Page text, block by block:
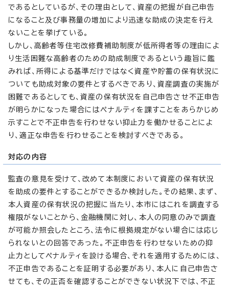
であるとしているが、その理由として、資産の把握が自己申告
になること及び事務量の増加により迅速な助成の決定を行え
ないことを挙げている。
しかし、高齢者等住宅改修費補助制度が低所得者等の理由によ
り生活困難な高齢者のための助成制度であるという趣旨に鑑
みれば、所得による基準だけではなく資産や貯蓄の保有状況に
ついても助成対象の要件とするべきであり、資産調査の実施が
困難であるとしても、資産の保有状況を自己申告させ不正申告
が明らかになった場合にはペナルティを課すことをあらかじめ
示すことで不正申告を行わせない抑止力を働かせることによ
り、適正な申告を行わせることを検討すべきである。
対応の内容
監査の意見を受けて、改めて本制度において資産の保有状況
を助成の要件とすることができるか検討した。その結果、まず、
本人資産の保有状況の把握に当たり、本市にはこれを調査する
権限がないことから、金融機関に対し、本人の同意のみで調査
が可能か照会したところ、法令に根拠規定がない場合には応じ
られないとの回答であった。不正申告を行わせないための抑
止力としてペナルティを設ける場合、それを適用するためには、
不正申告であることを証明する必要があり、本人に自己申告さ
せても、その正否を確認することができない状況下では、不正